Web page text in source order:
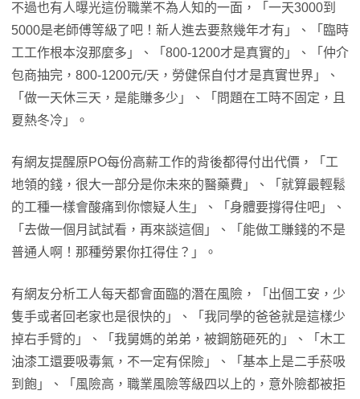
不過也有人曝光這份職業不為人知的一面，「一天3000到
5000是老師傅等級了吧！新人進去要熬幾年才有」、「臨時
工工作根本沒那麼多」、「800-1200才是真實的」、「仲介
包商抽完，800-1200元/天，勞健保自付才是真實世界」、
「做一天休三天，是能賺多少」、「問題在工時不固定，且
夏熱冬冷」。
有網友提醒原PO每份高薪工作的背後都得付出代價，「工
地領的錢，很大一部分是你未來的醫藥費」、「就算最輕鬆
的工種一樣會酸痛到你懷疑人生」、「身體要撐得住吧」、
「去做一個月試試看，再來談這個」、「能做工賺錢的不是
普通人啊！那種勞累你扛得住？」。
有網友分析工人每天都會面臨的潛在風險，「出個工安，少
隻手或者回老家也是很快的」、「我同學的爸爸就是這樣少
掉右手臂的」、「我舅媽的弟弟，被鋼筋砸死的」、「木工
油漆工還要吸毒氣，不一定有保險」、「基本上是二手菸吸
到飽」、「風險高，職業風險等級四以上的，意外險都被拒